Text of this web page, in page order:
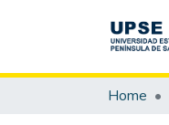
Home